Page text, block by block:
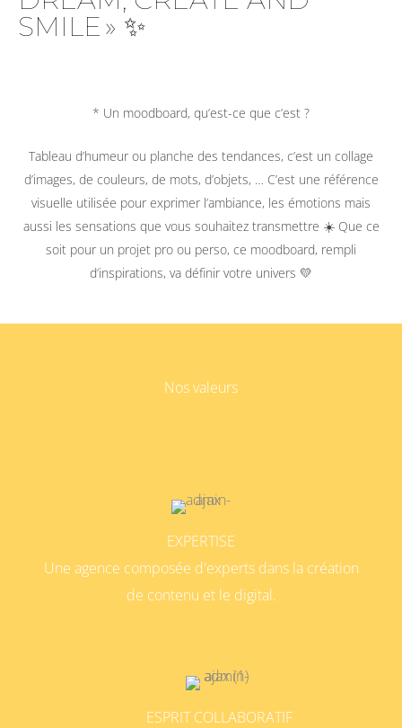
SMILE » ✨
* Un moodboard, qu’est-ce que c’est ?
Tableau d’humeur ou planche des tendances, c’est un collage
d’images, de couleurs, de mots, d’objets, … C’est une référence
visuelle utilisée pour exprimer l’ambiance, les émotions mais
aussi les sensations que vous souhaitez transmettre ☀️ Que ce
soit pour un projet pro ou perso, ce moodboard, rempli
d’inspirations, va définir votre univers 💛
Nos valeurs
EXPERTISE
Une agence composée d'experts dans la création
de contenu et le digital.
ESPRIT COLLABORATIF